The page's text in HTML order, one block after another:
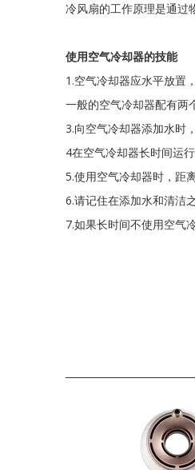
冷风扇的工作原理是通过
使用空气冷却器的技能
1.空气冷却器应水平放置
一般的空气冷却器配有两
3.向空气冷却器添加水时
4在空气冷却器长时间运
5.使用空气冷却器时，距
6.请记住在添加水和清洁
7.如果长时间不使用空气